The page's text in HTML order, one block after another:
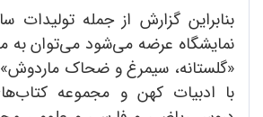
نمایشگاه عرضه می‌شود می‌توان
«گلستانه، سیمرغ و ضحاک
با ادبیات کهن و مجموعه